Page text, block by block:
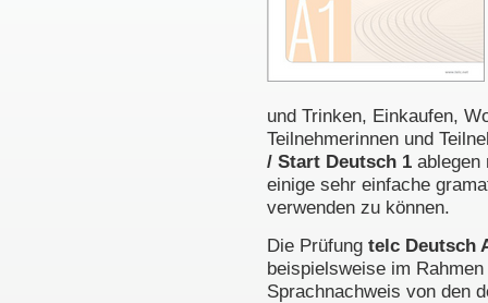
und Trinken, Einkaufen,
Teilnehmerinnen und
/ Start Deutsch 1 ablegen
einige sehr einfache
verwenden zu können.
Die Prüfung telc Deutsch
beispielsweise im
Sprachnachweis von den